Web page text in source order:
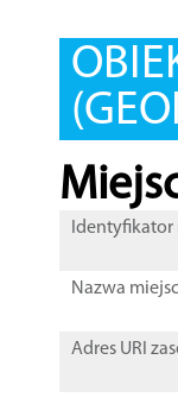
Nazwa
Adres URI